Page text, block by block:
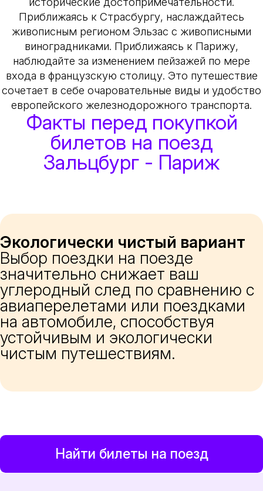
Приближаясь к Страсбургу, наслаждайтесь
живописным регионом Эльзас с живописными
виноградниками. Приближаясь к Парижу,
наблюдайте за изменением пейзажей по мере
входа в французскую столицу. Это путешествие
сочетает в себе очаровательные виды и удобство
европейского железнодорожного транспорта.
Факты перед покупкой
билетов на поезд
Зальцбург - Париж
Экологически чистый вариант
Выбор поездки на поезде
значительно снижает ваш
углеродный след по сравнению с
авиаперелетами или поездками
на автомобиле, способствуя
устойчивым и экологически
чистым путешествиям.
Найти билеты на поезд